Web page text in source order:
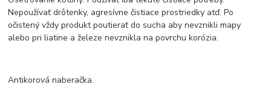
Nepoužívať drôtenky, agresívne čistiace prostriedky atď. Po
očistený vždy produkt poutierať do sucha aby nevznikli mapy
alebo pri liatine a železe nevznikla na povrchu korózia.
Antikorová naberačka.